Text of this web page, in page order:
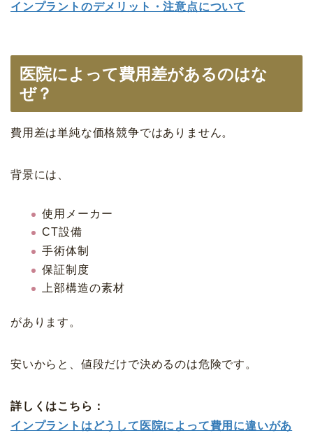
インプラントのデメリット・注意点について
医院によって費用差があるのはな
ぜ？
費用差は単純な価格競争ではありません。
背景には、
使用メーカー
CT設備
手術体制
保証制度
上部構造の素材
があります。
安いからと、値段だけで決めるのは危険です。
詳しくはこちら：
インプラントはどうして医院によって費用に違いがあ